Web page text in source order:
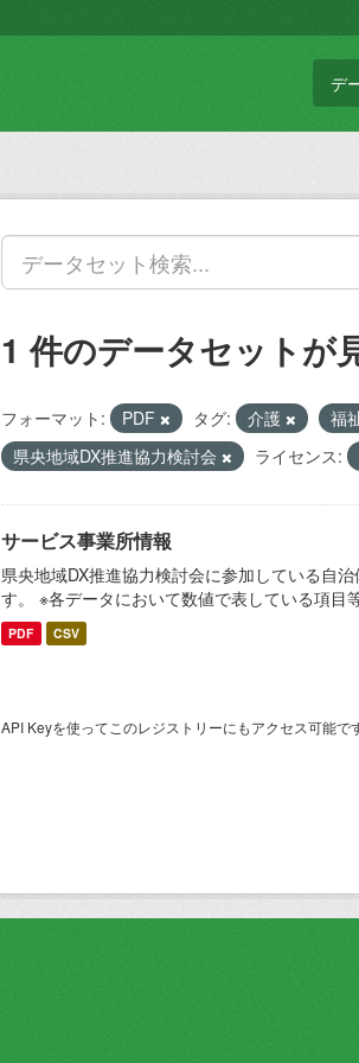
デ
1 件のデータセットが
フォーマット: PDF タグ: 介護 福
県央地域DX推進協力検討会
ライセンス:
サービス事業所情報
県央地域DX推進協力検討会に参加している自
す。 ※各データにおいて数値で表している項目
PDF CSV
API Keyを使ってこのレジストリーにもアクセス可能で